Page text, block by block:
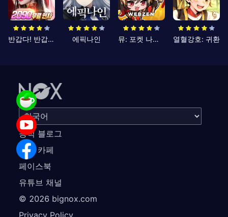
반갑다! 반갑삼국지 에픽나인 뮤: 포켓 나이츠 열혈강호: 귀환
공식 블로그
공식 카페
페이스북
유튜브 채널
© 2026 bignox.com
Privacy Policy